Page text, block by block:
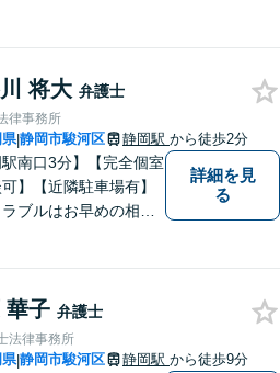
企業に関わる問題を
取り扱っております。
お気軽にご相談くださ
将大 弁護士
律事務所
|静岡市駿河区 静岡駅 から徒歩2分
駅南口3分】【完全個室
】【近隣駐車場有】
ブルはお早めの相談
ておりますのでぜひ
ご相談ください。
詳細を見
る
華子 弁護士
法律事務所
|静岡市駿河区 静岡駅 から徒歩9分